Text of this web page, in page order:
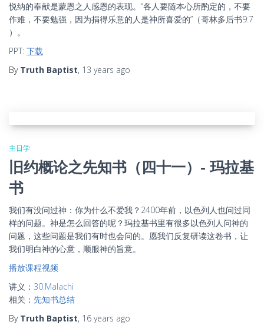
悦纳的奉献是蒙恩之人感恩的表现。“各人要随本心所酌定的，不要
作难，不要勉强，因为捐得乐意的人是神所喜爱的”（哥林多后书9:7
）。
PPT: 下载
By Truth Baptist, 13 years ago
主日学
旧约概论之先知书（四十一）- 玛拉基
书
我们有没问过神：你为什么不爱我？2400年前，以色列人也问过同
样的问题。神是怎么回答的呢？玛拉基书里有很多以色列人问神的
问题，这些问题是我们有时也会问的。愿我们反复研读这卷书，让
我们明白神的心意，顺服神的旨意。
播放课程视频
讲义： 30.Malachi
相关： 先知书总结
By Truth Baptist, 16 years ago